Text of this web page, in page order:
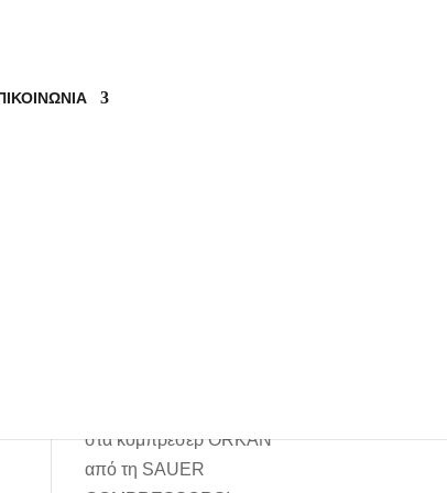
στα κομπρεσέρ ORKAN
από τη SAUER